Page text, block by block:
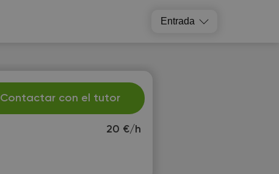
Entrada
20 €/h
Contactar con el tutor